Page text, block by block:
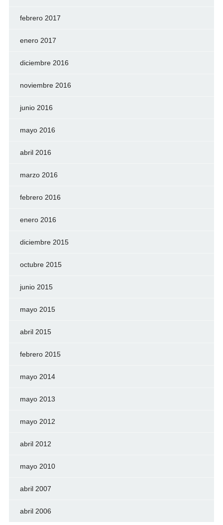
febrero 2017
enero 2017
diciembre 2016
noviembre 2016
junio 2016
mayo 2016
abril 2016
marzo 2016
febrero 2016
enero 2016
diciembre 2015
octubre 2015
junio 2015
mayo 2015
abril 2015
febrero 2015
mayo 2014
mayo 2013
mayo 2012
abril 2012
mayo 2010
abril 2007
abril 2006